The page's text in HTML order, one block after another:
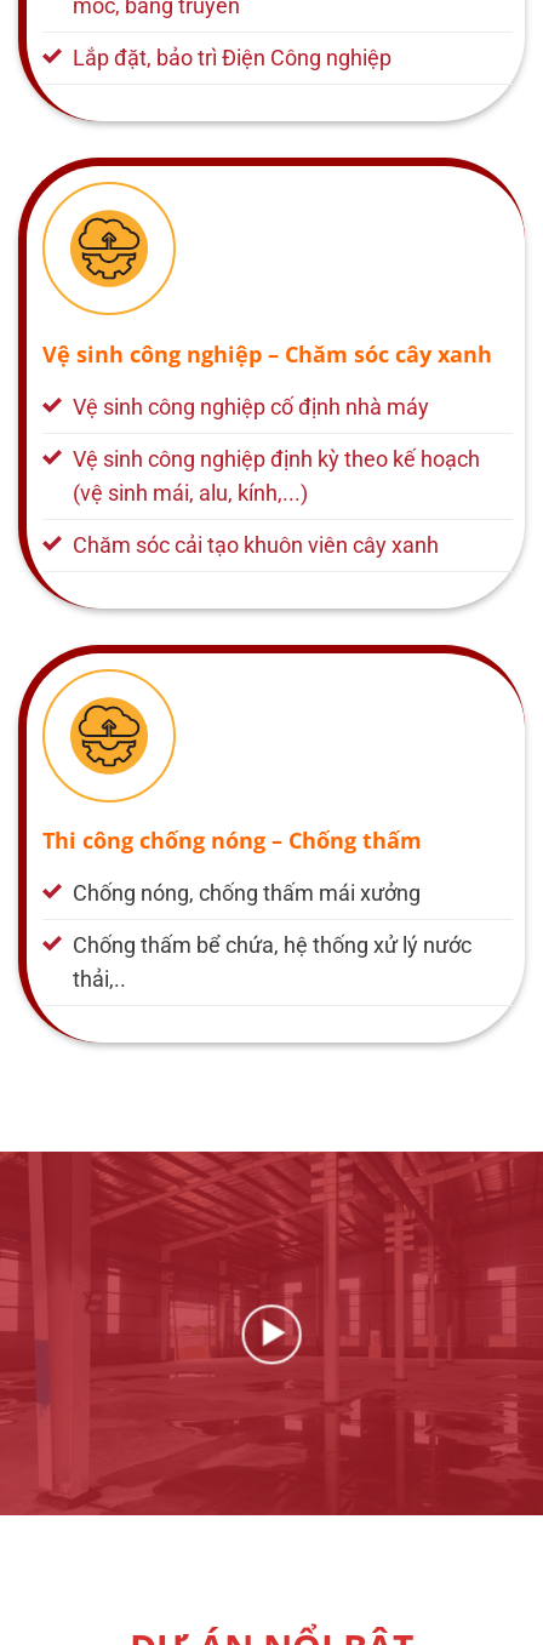
móc, băng truyền
Lắp đặt, bảo trì Điện Công nghiệp
Vệ sinh công nghiệp – Chăm sóc cây xanh
Vệ sinh công nghiệp cố định nhà máy
Vệ sinh công nghiệp định kỳ theo kế hoạch
(vệ sinh mái, alu, kính,...)
Chăm sóc cải tạo khuôn viên cây xanh
Thi công chống nóng – Chống thấm
Chống nóng, chống thấm mái xưởng
Chống thấm bể chứa, hệ thống xử lý nước
thải,..